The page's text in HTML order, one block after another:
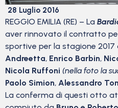
28 Luglio 2016
REGGIO EMILIA (RE) – La
aver rinnovato il contratto
sportive per la stagione 2017
Andreetta, Enrico Barbin,
Nicola Ruffoni (nella foto la
Paolo Simion, Alessandro
La conferma di questi otto